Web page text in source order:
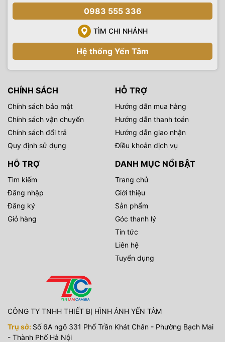
0983 555 336
TÌM CHI NHÁNH
Hệ thống Yến Tâm
CHÍNH SÁCH
Chính sách bảo mật
Chính sách vận chuyển
Chính sách đổi trả
Quy định sử dụng
HỖ TRỢ
Hướng dẫn mua hàng
Hướng dẫn thanh toán
Hướng dẫn giao nhận
Điều khoản dịch vụ
HỖ TRỢ
Tìm kiếm
Đăng nhập
Đăng ký
Giỏ hàng
DANH MỤC NỔI BẬT
Trang chủ
Giới thiệu
Sản phẩm
Góc thanh lý
Tin tức
Liên hệ
Tuyển dụng
CÔNG TY TNHH THIẾT BỊ HÌNH ẢNH YẾN TÂM
Trụ sở: Số 6A ngõ 331 Phố Trần Khát Chân - Phường Bạch Mai
- Thành Phố Hà Nội